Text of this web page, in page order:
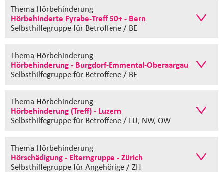
Thema Hörbehinderung
Hörbehinderte Fyrabe-Treff 50+ - Bern
Selbsthilfegruppefür Betroffene / BE
Thema Hörbehinderung
Hörbehinderung - Burgdorf-Emmental-Oberaargau
Selbsthilfegruppefür Betroffene / BE
Thema Hörbehinderung
Hörbehinderung (Treff) - Luzern
Selbsthilfegruppefür Betroffene / LU, NW, OW
Thema Hörbehinderung
Hörschädigung - Elterngruppe - Zürich
Selbsthilfegruppefür Angehörige / ZH